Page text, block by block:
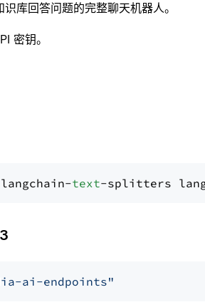
库回答问题的完整聊天机器人。
密钥。
langchain-text
ai-endpoints"